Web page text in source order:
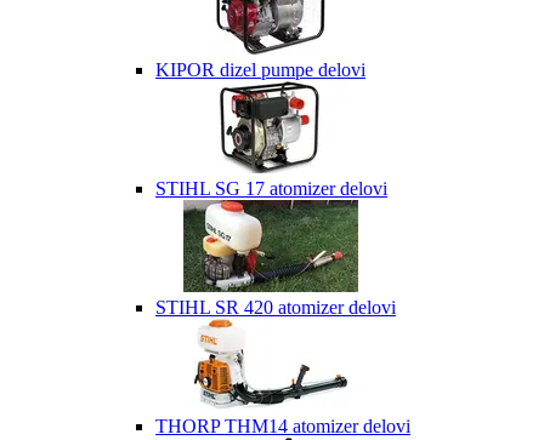
KIPOR dizel pumpe delovi
STIHL SG 17 atomizer delovi
STIHL SR 420 atomizer delovi
THORP THM14 atomizer delovi